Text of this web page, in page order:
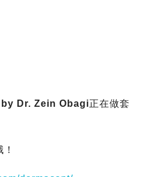
Dr. Zein Obagi正在做套